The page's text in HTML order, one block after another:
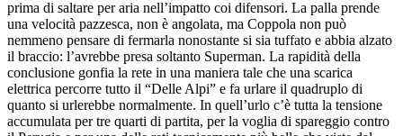
prima di saltare per aria nell’impatto coi difensori. La palla prende
una velocità pazzesca, non è angolata, ma Coppola non può
nemmeno pensare di fermarla nonostante si sia tuffato e abbia alzato
il braccio: l’avrebbe presa soltanto Superman. La rapidità della
conclusione gonfia la rete in una maniera tale che una scarica
elettrica percorre tutto il “Delle Alpi” e fa urlare il quadruplo di
quanto si urlerebbe normalmente. In quell’urlo c’è tutta la tensione
accumulata per tre quarti di partita, per la voglia di spareggio contro